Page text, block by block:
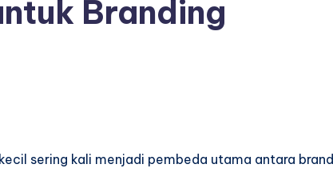
Branding
sering kali menjadi pembeda utama antara brand